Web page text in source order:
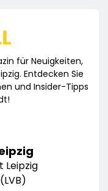
für Neuigkeiten,
Entdecken Sie
und Insider-Tipps
Leipzig